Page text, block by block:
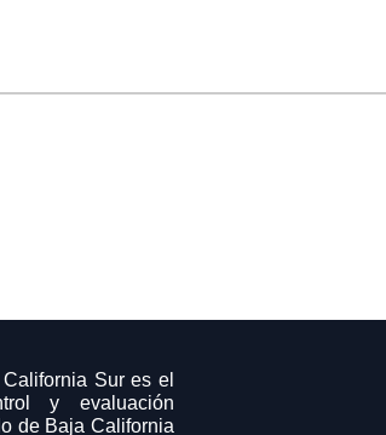
Sur es el
y evaluación
de Baja California